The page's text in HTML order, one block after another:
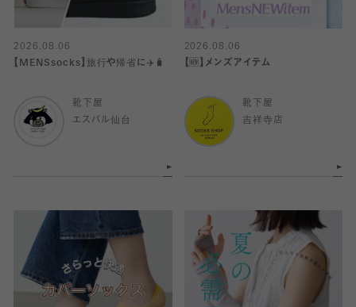
2026.08.06
【MENSsocks】旅行や帰省に✈️🧳
靴下屋
エスパル仙台
2026.08.06
【🆕】メンズアイテム
靴下屋
吉祥寺店